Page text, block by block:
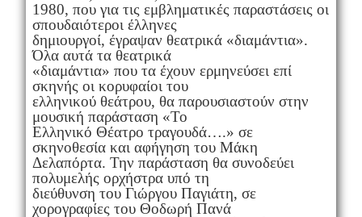
1980, που για τις εμβληματικές παραστάσεις οι
σπουδαιότεροι έλληνες
δημιουργοί, έγραψαν θεατρικά «διαμάντια».
Όλα αυτά τα θεατρικά
«διαμάντια» που τα έχουν ερμηνεύσει επί
σκηνής οι κορυφαίοι του
ελληνικού θεάτρου, θα παρουσιαστούν στην
μουσική παράσταση «Το
Ελληνικό Θέατρο τραγουδά….» σε
σκηνοθεσία και αφήγηση του Μάκη
Δελαπόρτα. Την παράσταση θα συνοδεύει
πολυμελής ορχήστρα υπό τη
διεύθυνση του Γιώργου Παγιάτη, σε
χορογραφίες του Θοδωρή Πανά